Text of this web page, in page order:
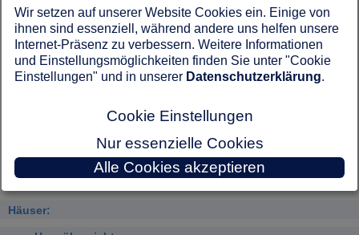
Häuser:
Wir setzen auf unserer Website Cookies ein. Einige von
ihnen sind essenziell, während andere uns helfen unsere
Internet-Präsenz zu verbessern. Weitere Informationen
und Einstellungsmöglichkeiten finden Sie unter "Cookie
Einstellungen" und in unserer Datenschutzerklärung.
Cookie Einstellungen
Nur essenzielle Cookies
Alle Cookies akzeptieren